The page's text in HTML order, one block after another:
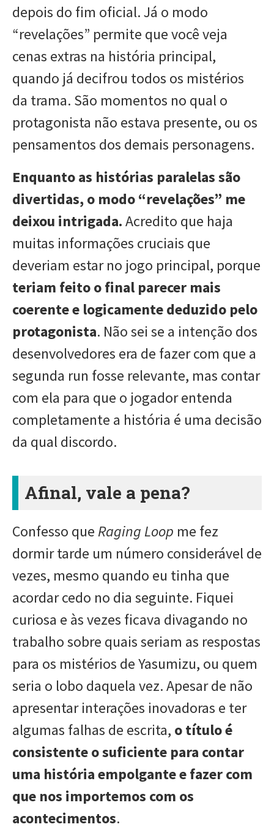
depois do fim oficial. Já o modo
“revelações” permite que você veja
cenas extras na história principal,
quando já decifrou todos os mistérios
da trama. São momentos no qual o
protagonista não estava presente, ou os
pensamentos dos demais personagens.
Enquanto as histórias paralelas são
divertidas, o modo “revelações” me
deixou intrigada.Acredito que haja
muitas informações cruciais que
deveriam estar no jogo principal, porque
teriam feito o final parecer mais
coerente e logicamente deduzido pelo
protagonista. Não sei se a intenção dos
desenvolvedores era de fazer com que a
segunda run fosse relevante, mas contar
com ela para que o jogador entenda
completamente a história é uma decisão
da qual discordo.
Afinal, vale a pena?
Confesso que Raging Loop me fez
dormir tarde um número considerável de
vezes, mesmo quando eu tinha que
acordar cedo no dia seguinte. Fiquei
curiosa e às vezes ficava divagando no
trabalho sobre quais seriam as respostas
para os mistérios de Yasumizu, ou quem
seria o lobo daquela vez. Apesar de não
apresentar interações inovadoras e ter
algumas falhas de escrita, o título é
consistente o suficiente para contar
uma história empolgante e fazer com
que nos importemos com os
acontecimentos.